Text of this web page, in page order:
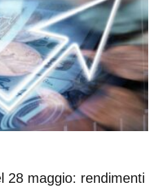
28 maggio: rendimenti